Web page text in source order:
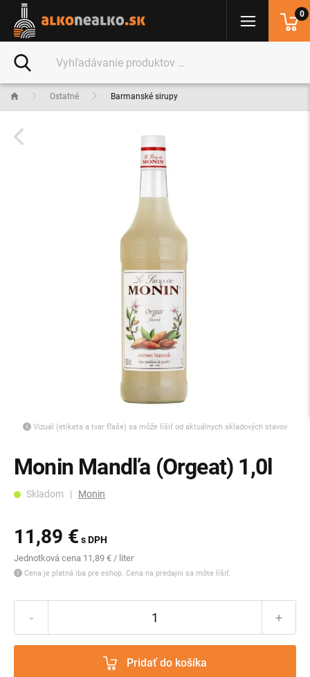
Ostatné Barmanské sirupy
Vizuál (etiketa a tvar fľaše) sa môže líšiť od aktuálnych skladových stavov
Monin Mandľa (Orgeat) 1,0l
Skladom | Monin
11,89 € s DPH
Jednotková cena 11,89 € / liter
Cena je platná iba pre eshop. Cena na predajni sa môte líšiť.
- +
Pridať do košíka
0